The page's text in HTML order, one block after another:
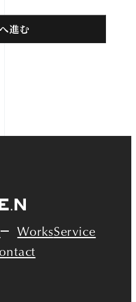
Champlu
集・利用する目的）
ザーや、不正・不当な目的でサー
録情報の閲覧や変更、削除、ご利用
WorksService